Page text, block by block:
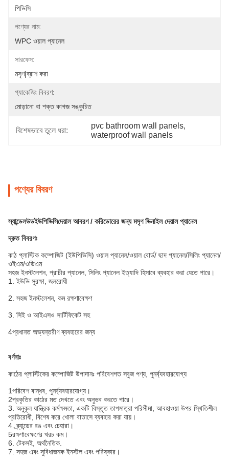
পিভিসি
পণ্যের নাম:
WPC ওয়াল প্যানেল
সারফেস:
মসৃণ|ব্রাশ করা
প্যাকেজিং বিবরণ:
মোড়ানো বা শক্ত কাগজ সঙ্কুচিত
বিশেষভাবে তুলে ধরা:
pvc bathroom wall panels,
waterproof wall panels
পণ্যের বিবরণ
স্যান্ডেলউডইউপিভিসিদেয়াল আবরণ / করিডোরের জন্য মসৃণ ভিনাইল দেয়াল প্যানেল
দ্রুত বিবরণঃ
কাঠ প্লাস্টিক কম্পোজিট (ইউপিভিসি) ওয়াল প্যানেল/ওয়াল বোর্ড/ ছাদ প্যানেল/সিলিং প্যানেল/
ওইএম/ওডিএম
সহজ ইনস্টলেশন, প্রাচীর প্যানেল, সিলিং প্যানেল ইত্যাদি হিসাবে ব্যবহার করা যেতে পারে।
1. ইউভি সুরক্ষা, জলরোধী
2. সহজ ইনস্টলেশন, কম রক্ষণাবেক্ষণ
3. সিই ও আইএসও সার্টিফিকেট সহ
4প্রধানত অভ্যন্তরীণ ব্যবহারের জন্য
বর্ণনাঃ
কাঠের প্লাস্টিকের কম্পোজিট উপাদানঃ পরিবেশগত সবুজ পণ্য, পুনর্ব্যবহারযোগ্য
1পরিবেশ বান্ধব, পুনর্ব্যবহারযোগ্য।
2প্রকৃতির কাঠের মত দেখতে এবং অনুভব করতে পারে।
3. অনুকূল যান্ত্রিক কর্মক্ষমতা, একটি বিস্তৃত তাপমাত্রা পরিসীমা, আবহাওয়া উপর স্থিতিশীল
প্রতিরোধী, বিশেষ করে খোলা বাতাসে ব্যবহার করা যায়।
4. ব্র্যান্ডের রঙ এবং চেহারা।
5রক্ষণাবেক্ষণের খরচ কম।
6. টেকসই, অর্থনৈতিক.
7. সহজ এবং সুবিধাজনক ইনস্টল এবং পরিষ্কার।